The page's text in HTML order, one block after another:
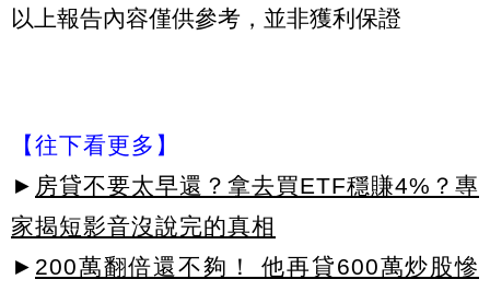
以上報告內容僅供參考，並非獲利保證
【往下看更多】
► 房貸不要太早還？拿去買ETF穩賺4%？專
家揭短影音沒說完的真相
► 200萬翻倍還不夠！ 他再貸600萬炒股慘